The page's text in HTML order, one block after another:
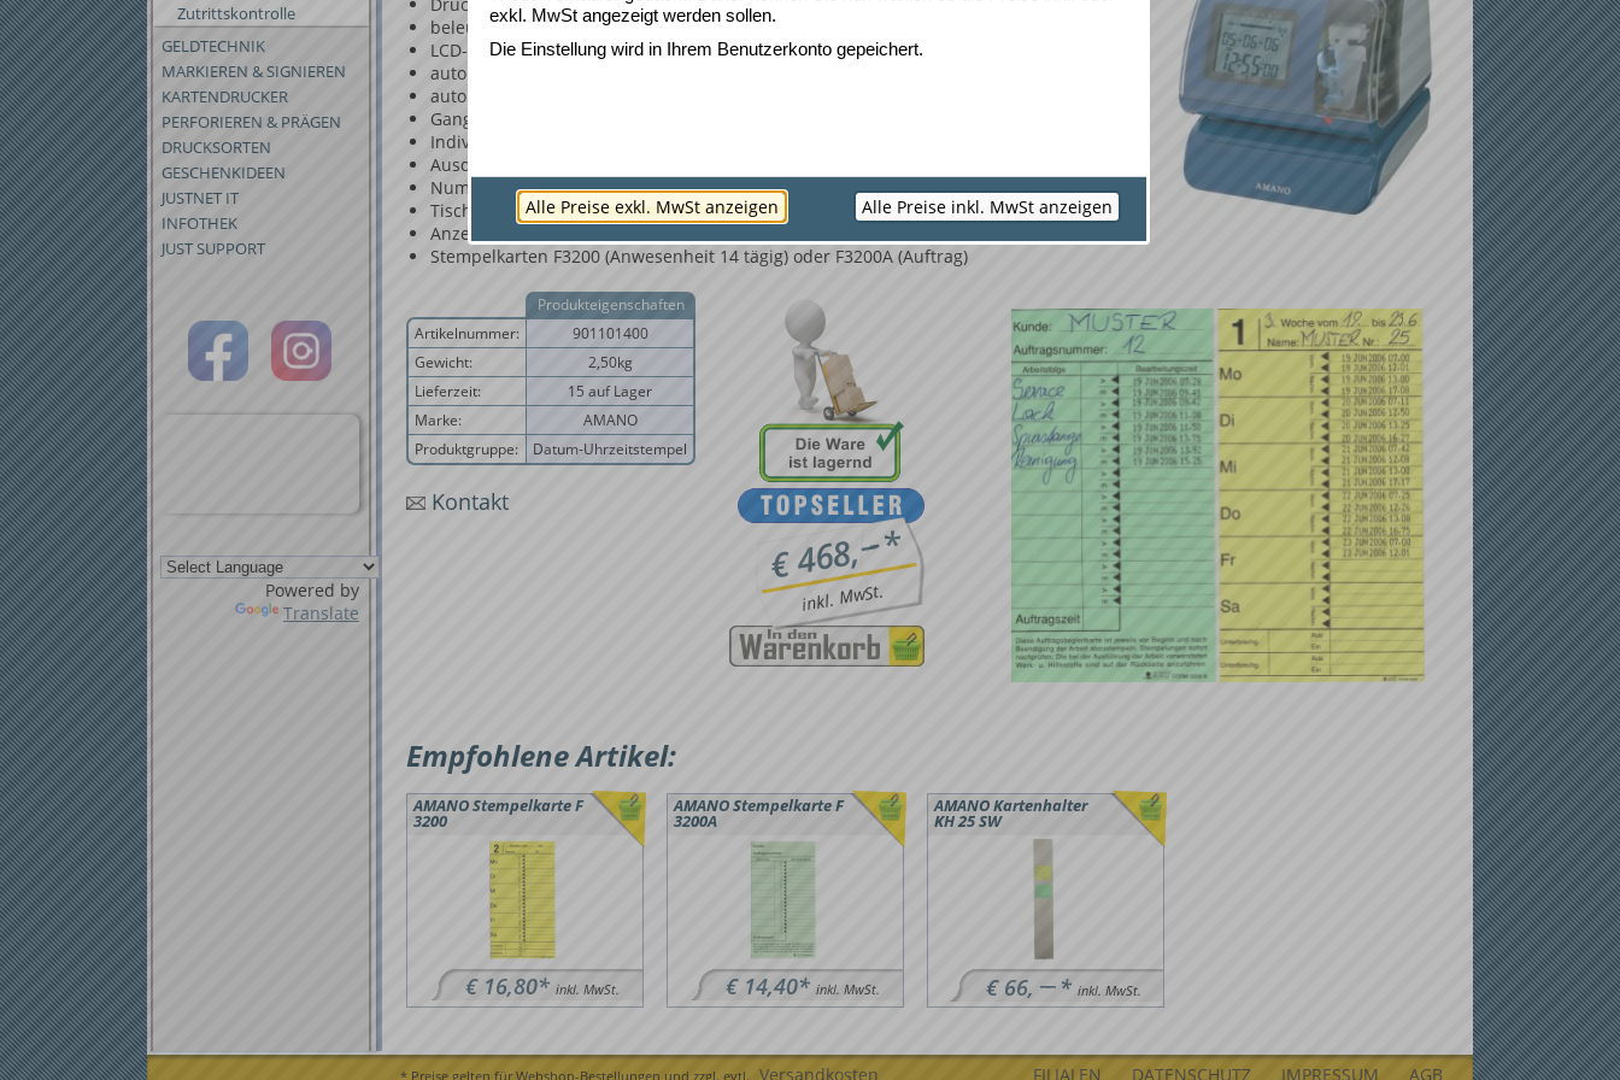
Zutrittskontrolle
GELDTECHNIK
MARKIEREN & SIGNIEREN
KARTENDRUCKER
PERFORIEREN & PRÄGEN
DRUCKSORTEN
GESCHENKIDEEN
JUSTNET IT
INFOTHEK
JUST SUPPORT
Powered by
Translate
beleuchtetes Sichtfenster zur sicheren Druckpositionierung
LCD-Anzeige für Stunde, Minute und Tagesdatum
autom. Datumsanpassung
autom. Sommerzeitumstellung
Gangreserve bei Stromausfall
Individuelle Programmierung von Zusatztexten
Ausdruck der Minuten wahlweise in 10er, 60er, oder 100er Teilung
Numeratorfunktion
Tischbetrieb oder Wandmontage
Anzeige der Farbbandkassettenkapazität
Stempelkarten F3200 (Anwesenheit 14 tägig) oder F3200A (Auftrag)
€ 468,−−*
inkl. MwSt.
Produkteigenschaften
Artikelnummer:
901101400
Gewicht:
2,50kg
Lieferzeit:
15 auf Lager
Marke:
AMANO
Produktgruppe:
Datum-Uhrzeitstempel
Kontakt
Empfohlene Artikel:
AMANO Stempelkarte F
3200
€ 16,80* inkl. MwSt.
AMANO Stempelkarte F
3200A
€ 14,40* inkl. MwSt.
AMANO Kartenhalter
KH 25 SW
€ 66, −− * inkl. MwSt.
* Preise gelten für Webshop-Bestellungen und zzgl. evtl. Versandkosten AGB
IMPRESSUM
DATENSCHUTZ
FILIALEN
exkl. MwSt angezeigt werden sollen.
Die Einstellung wird in Ihrem Benutzerkonto gepeichert.
Alle Preise exkl. MwSt anzeigen Alle Preise inkl. MwSt anzeigen